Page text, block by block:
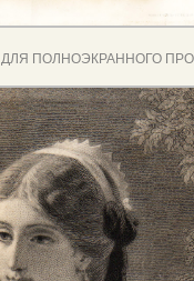
ДЛЯ ПОЛНОЭКРАННОГО